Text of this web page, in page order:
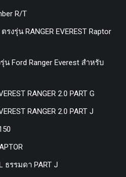
R/T
งรุ่น RANGER EVEREST Raptor
Ford Ranger Everest สำหรับ
RANGER 2.0 PART G
RANGER 2.0 PART J
ธรรมดา PART J